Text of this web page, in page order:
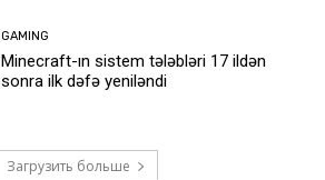
GAMING
Minecraft-ın sistem tələbləri 17 ildən
sonra ilk dəfə yeniləndi
Загрузить больше